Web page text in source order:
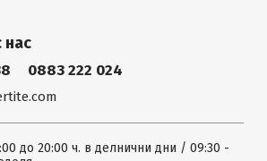
нас
0883 222 024
до 20:00 ч. в делнични дни / 09:30 -